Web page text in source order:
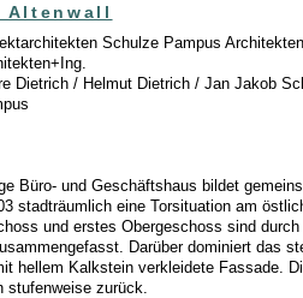
Altenwall
Schulze Pampus
Dietrich / Helmut Dietrich / Jan Jakob
Büro- und Geschäftshaus bildet
stadträumlich eine Torsituation am
und erstes Obergeschoss sind durch
Darüber dominiert das
hellem Kalkstein verkleidete Fassade.
zurück.